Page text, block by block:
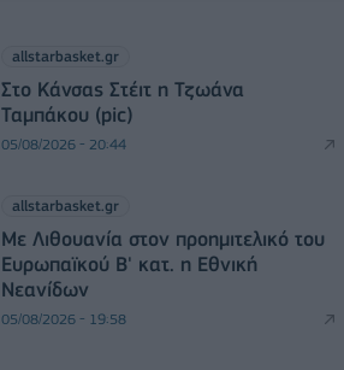
allstarbasket.gr
Στο Κάνσας Στέιτ η Τζωάνα
Ταμπάκου (pic)
05/08/2026 - 20:44
allstarbasket.gr
Με Λιθουανία στον προημιτελικό του
Ευρωπαϊκού Β' κατ. η Εθνική
Νεανίδων
05/08/2026 - 19:58